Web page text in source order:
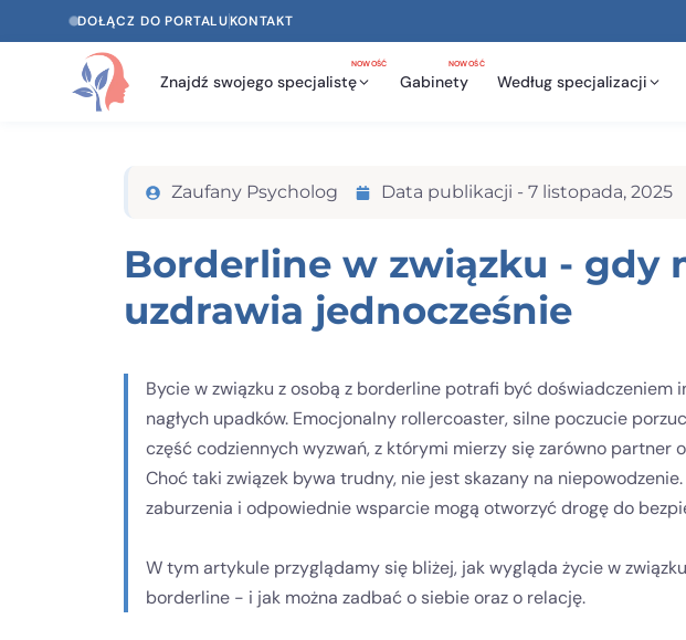
DOŁĄCZ DO PORTALUKONTAKT
Znajdź swojego specjalistę
NOWOŚĆ
Gabinety
NOWOŚĆ
Według specjalizacji
Zaufany Psycholog Data publikacji - 7 listopada, 2025
Borderline w związku - gdy
uzdrawia jednocześnie
Bycie w związku z osobą z borderline potrafi być doświadczeniem
nagłych upadków. Emocjonalny rollercoaster, silne poczucie
część codziennych wyzwań, z którymi mierzy się zarówno partner
Choć taki związek bywa trudny, nie jest skazany na
zaburzenia i odpowiednie wsparcie mogą otworzyć drogę do
W tym artykule przyglądamy się bliżej, jak wygląda życie w
borderline - i jak można zadbać o siebie oraz o relację.